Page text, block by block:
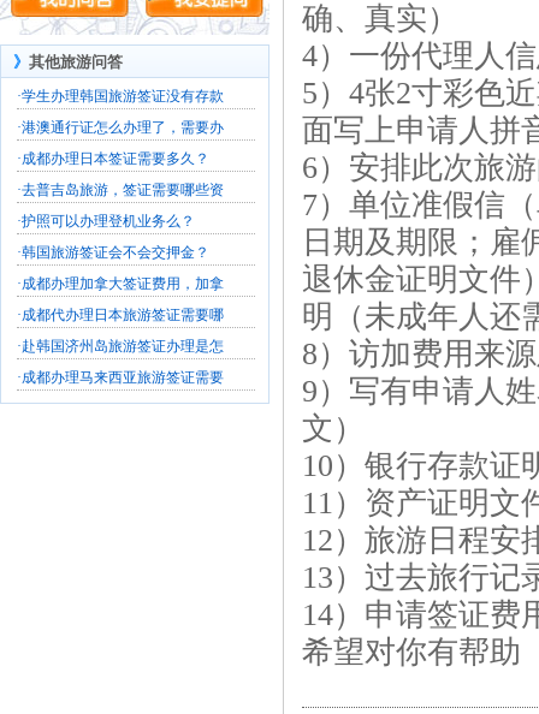
》 其他旅游问答
·学生办理韩国旅游签证没有存款
·港澳通行证怎么办理了，需要办
·成都办理日本签证需要多久？
·去普吉岛旅游，签证需要哪些资
·护照可以办理登机业务么？
·韩国旅游签证会不会交押金？
·成都办理加拿大签证费用，加拿
·成都代办理日本旅游签证需要哪
·赴韩国济州岛旅游签证办理是怎
·成都办理马来西亚旅游签证需要
确、真实）
4）一份代理人
5）4张2寸彩色
面写上申请人拼
6）安排此次旅
7）单位准假信
日期及期限；雇
退休金证明文件
明（未成年人还
8）访加费用来
9）写有申请人
文）
10）银行存款证
11）资产证明文
12）旅游日程安
13）过去旅行记
14）申请签证费
希望对你有帮助